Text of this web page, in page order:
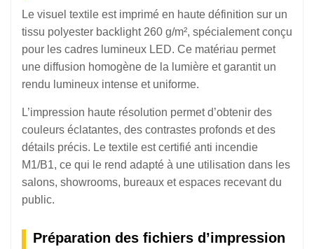
Le visuel textile est imprimé en haute définition sur un
tissu polyester backlight 260 g/m², spécialement conçu
pour les cadres lumineux LED. Ce matériau permet
une diffusion homogène de la lumière et garantit un
rendu lumineux intense et uniforme.
L’impression haute résolution permet d’obtenir des
couleurs éclatantes, des contrastes profonds et des
détails précis. Le textile est certifié anti incendie
M1/B1, ce qui le rend adapté à une utilisation dans les
salons, showrooms, bureaux et espaces recevant du
public.
Préparation des fichiers d’impression